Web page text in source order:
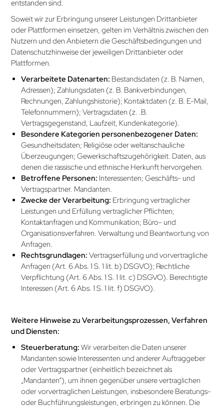
entstanden sind.
Soweit wir zur Erbringung unserer Leistungen Drittanbieter
oder Plattformen einsetzen, gelten im Verhältnis zwischen den
Nutzern und den Anbietern die Geschäftsbedingungen und
Datenschutzhinweise der jeweiligen Drittanbieter oder
Plattformen.
Verarbeitete Datenarten: Bestandsdaten (z. B. Namen,
Adressen); Zahlungsdaten (z. B. Bankverbindungen,
Rechnungen, Zahlungs­historie); Kontaktdaten (z. B. E-Mail,
Telefonnummern); Vertragsdaten (z. .B.
Vertragsgegenstand, Laufzeit, Kundenkategorie).
Besondere Kategorien personenbezogener Daten:
Gesundheitsdaten; Religiöse oder weltanschauliche
Überzeugungen; Gewerkschaftszugehörigkeit. Daten, aus
denen die rassische und ethnische Herkunft hervorgehen.
Betroffene Personen: Interessenten; Geschäfts- und
Vertragspartner. Mandanten.
Zwecke der Verarbeitung: Erbringung vertraglicher
Leistungen und Erfüllung vertraglicher Pflichten;
Kontaktanfragen und Kommunikation; Büro- und
Organisationsverfahren. Verwaltung und Beantwortung von
Anfragen.
Rechtsgrundlagen: Vertragserfüllung und vorvertragliche
Anfragen (Art. 6 Abs. 1 S. 1 lit. b) DSGVO); Rechtliche
Verpflichtung (Art. 6 Abs. 1 S. 1 lit. c) DSGVO). Berechtigte
Interessen (Art. 6 Abs. 1 S. 1 lit. f) DSGVO).
Weitere Hinweise zu Verarbeitungsprozessen, Verfahren
und Diensten:
Steuerberatung:Wir verarbeiten die Daten unserer
Mandanten sowie Interessenten und anderer Auftraggeber
oder Vertragspartner (einheitlich bezeichnet als
„Mandanten“), um ihnen gegenüber unsere vertraglichen
oder vorvertraglichen Leistungen, insbesondere Beratungs-
oder Buchführungsleistungen, erbringen zu können. Die